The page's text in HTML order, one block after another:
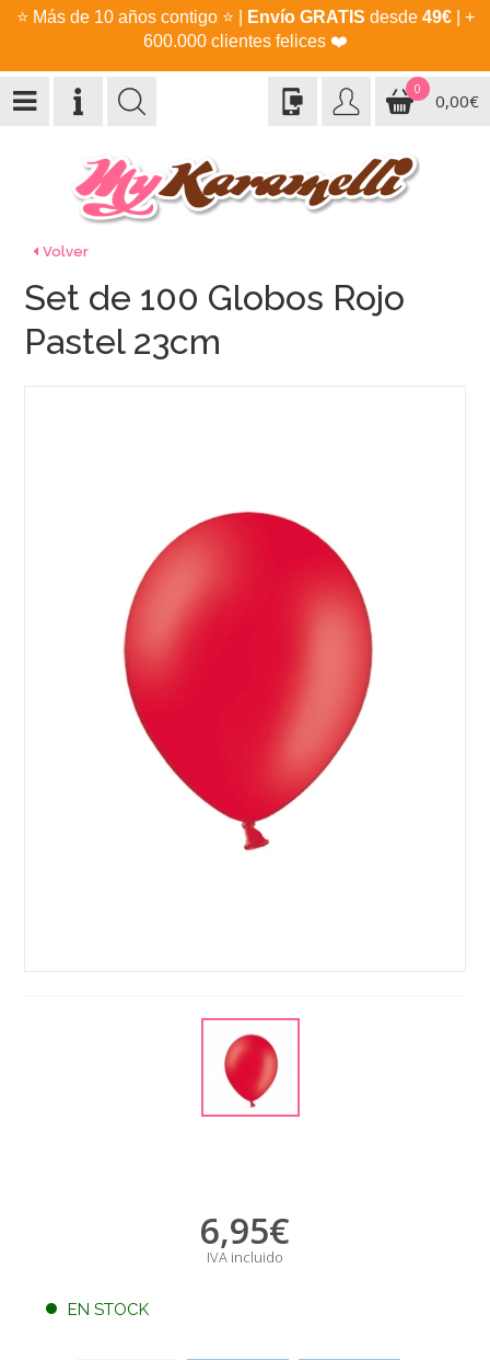
⭐ Más de 10 años contigo ⭐ Envío GRATIS desde 49€| +
600.000 clientes felices ❤️
0
0,00€
Volver
Set de 100 Globos Rojo
Pastel 23cm
6,95€
IVA incluido
EN STOCK